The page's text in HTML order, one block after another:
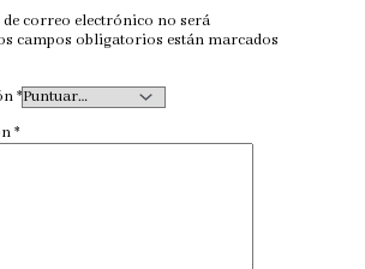
correo electrónico no será
campos obligatorios están marcados
*
*